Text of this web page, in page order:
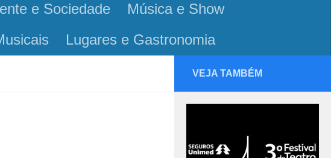
e Sociedade
Música e Show
Lugares e Gastronomia
VEJA TAMBÉM